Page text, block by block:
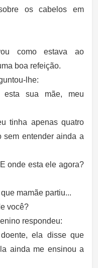
os cabelos em
como estava ao
boa refeição.
lhe:
sua mãe, meu
tinha apenas quatro
entender ainda a
onde esta ele agora?
mamãe partiu...
você?
respondeu:
ela disse que
ainda me ensinou a